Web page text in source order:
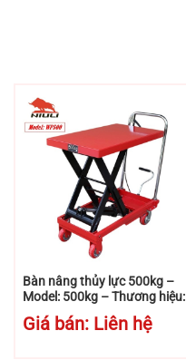
Bàn nâng thủy lực 500kg –
Model: 500kg – Thương hiệu:
Niuli
Giá bán: Liên hệ